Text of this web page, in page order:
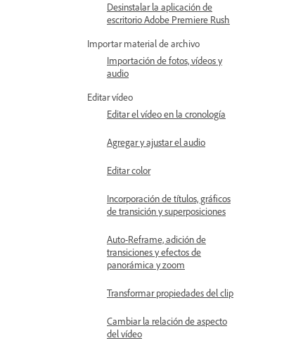
Desinstalar la aplicación de
escritorio Adobe Premiere Rush
Importar material de archivo
Importación de fotos, vídeos y
audio
Editar vídeo
Editar el vídeo en la cronología
Agregar y ajustar el audio
Editar color
Incorporación de títulos, gráficos
de transición y superposiciones
Auto-Reframe, adición de
transiciones y efectos de
panorámica y zoom
Transformar propiedades del clip
Cambiar la relación de aspecto
del vídeo